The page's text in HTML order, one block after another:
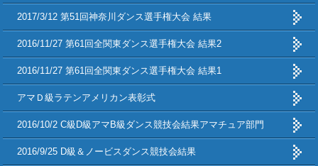
2017/3/12 第51回神奈川ダンス選手権大会 結果
2016/11/27 第61回全関東ダンス選手権大会 結果2
2016/11/27 第61回全関東ダンス選手権大会 結果1
アマＤ級ラテンアメリカン表彰式
2016/10/2 C級D級アマB級ダンス競技会結果アマチュア部門
2016/9/25 D級＆ノービスダンス競技会結果